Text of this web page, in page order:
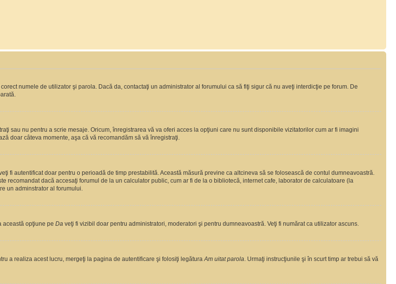
numele de utilizator şi parola. Dacă da, contactaţi un administrator al forumului ca să fiţi sigur că nu aveţi interdicţie pe forum. De
sau nu pentru a scrie mesaje. Oricum, înregistrarea vă va oferi acces la opţiuni care nu sunt disponibile vizitatorilor cum ar fi imagini
doar câteva momente, aşa că vă recomandăm să vă înregistraţi.
fi autentificat doar pentru o perioadă de timp prestabilită. Această măsură previne ca altcineva să se folosească de contul dumneavoastră.
recomandat dacă accesaţi forumul de la un calculator public, cum ar fi de la o bibliotecă, internet cafe, laborator de calculatoare (la
un adminstrator al forumului.
această opţiune pe Da veţi fi vizibil doar pentru administratori, moderatori şi pentru dumneavoastră. Veţi fi numărat ca utilizator ascuns.
a realiza acest lucru, mergeţi la pagina de autentificare şi folosiţi legătura Am uitat parola . Urmaţi instrucţiunile şi în scurt timp ar trebui să vă